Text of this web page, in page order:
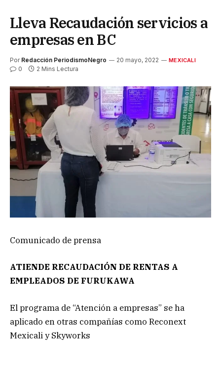
Lleva Recaudación servicios a
empresas en BC
Por Redacción PeriodismoNegro 20 mayo, 2022 MEXICALI
0 2 Mins Lectura
Comunicado de prensa
ATIENDE RECAUDACIÓN DE RENTAS A
EMPLEADOS DE FURUKAWA
El programa de “Atención a empresas” se ha
aplicado en otras compañías como Reconext
Mexicali y Skyworks